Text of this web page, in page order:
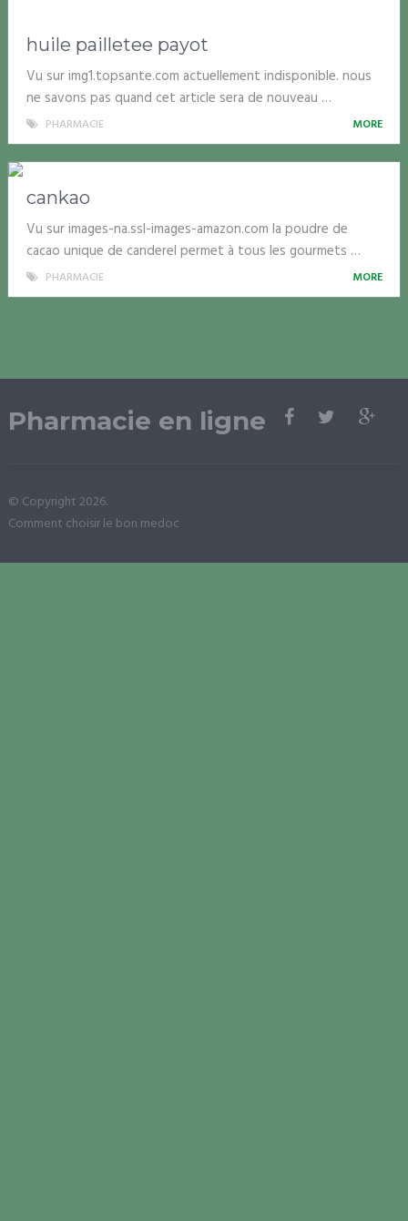
huile pailletee payot
Vu sur img1.topsante.com actuellement indisponible. nous
ne savons pas quand cet article sera de nouveau …
PHARMACIE MORE
cankao
Vu sur images-na.ssl-images-amazon.com la poudre de
cacao unique de canderel permet à tous les gourmets …
PHARMACIE MORE
Pharmacie en ligne
© Copyright 2026.
Comment choisir le bon medoc